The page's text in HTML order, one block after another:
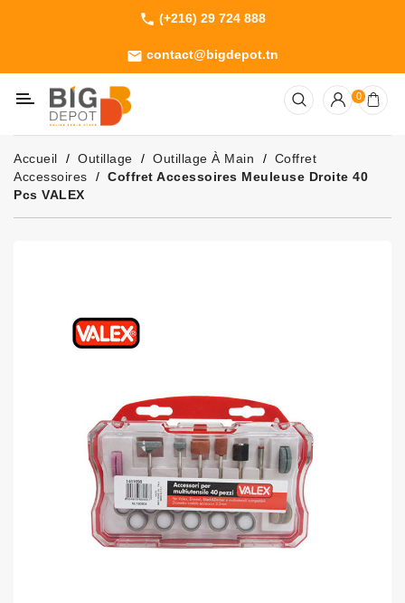
phone (+216) 29 724 888
email contact@bigdepot.tn
Machines
Outillage
Jardinage
Consommables
0
Accueil Outillage Outillage À Main
Coffret
Accessoires
Coffret Accessoires Meuleuse Droite 40
Pcs VALEX